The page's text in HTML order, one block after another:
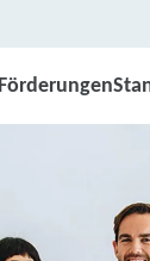
Förderungen